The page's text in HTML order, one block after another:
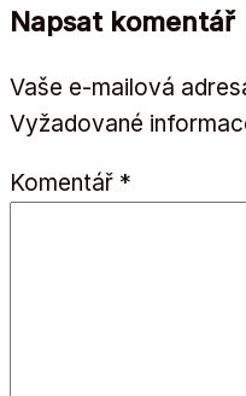
Napsat komentář
Vaše e-mailová
Vyžadované
Komentář *